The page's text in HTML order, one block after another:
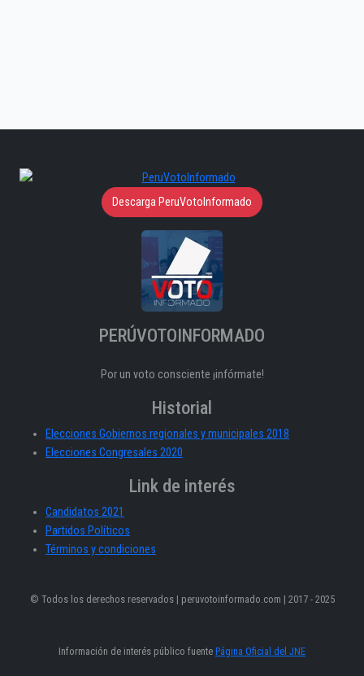
Descarga PeruVotoInformado
PERÚVOTOINFORMADO
Por un voto consciente ¡infórmate!
Historial
Elecciones Gobiernos regionales y municipales 2018
Elecciones Congresales 2020
Link de interés
Candidatos 2021
Partidos Políticos
Términos y condiciones
© Todos los derechos reservados | peruvotoinformado.com | 2017 - 2025
Información de interés público fuente Página Oficial del JNE